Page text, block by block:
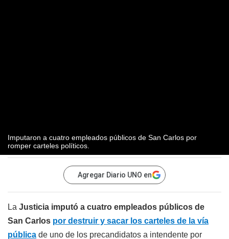
Imputaron a cuatro empleados públicos de San Carlos por
romper carteles políticos.
Agregar Diario UNO en
La Justicia imputó a cuatro empleados públicos de
San Carlos por destruir y sacar los carteles de la vía
pública de uno de los precandidatos a intendente por